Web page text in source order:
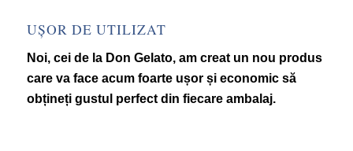
UȘOR DE UTILIZAT
Noi, cei de la Don Gelato, am creat un nou produs
care va face acum foarte ușor și economic să
obțineți gustul perfect din fiecare ambalaj.